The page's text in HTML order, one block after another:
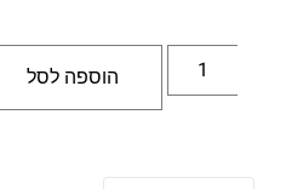
הוספה לסל